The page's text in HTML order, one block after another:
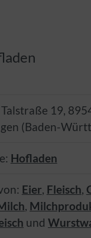
Talstraße 19,
(Baden-
Hofladen
Eier, Fleisch,
,
und